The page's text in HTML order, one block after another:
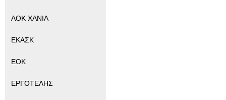
ΑΟΚ ΧΑΝΙΑ
ΕΚΑΣΚ
ΕΟΚ
ΕΡΓΟΤΕΛΗΣ